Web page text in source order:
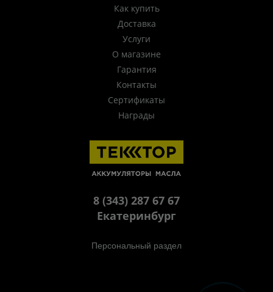
Как купить
Доставка
Услуги
О магазине
Гарантия
Контакты
Сертификаты
Награды
8 (343) 287 67 67
Екатеринбург
Персональный раздел